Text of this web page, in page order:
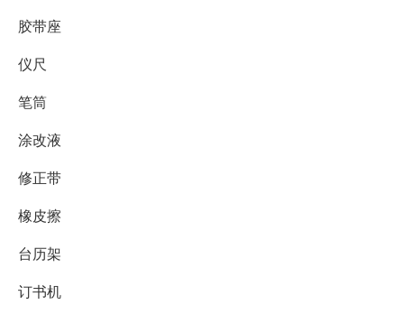
胶带座
仪尺
笔筒
涂改液
修正带
橡皮擦
台历架
订书机